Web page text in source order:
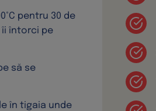
pentru 30 de
îi întorci pe
să se
în tigaia unde